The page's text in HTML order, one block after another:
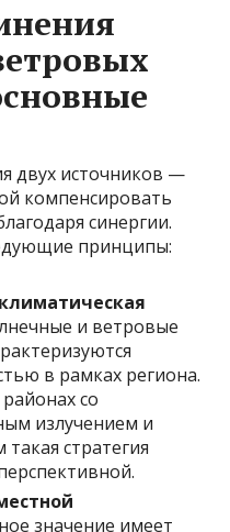
двух источников —
компенсировать
синергии.
принципы:
и ветровые
в рамках региона.
со
излучением и
стратегия
значение имеет